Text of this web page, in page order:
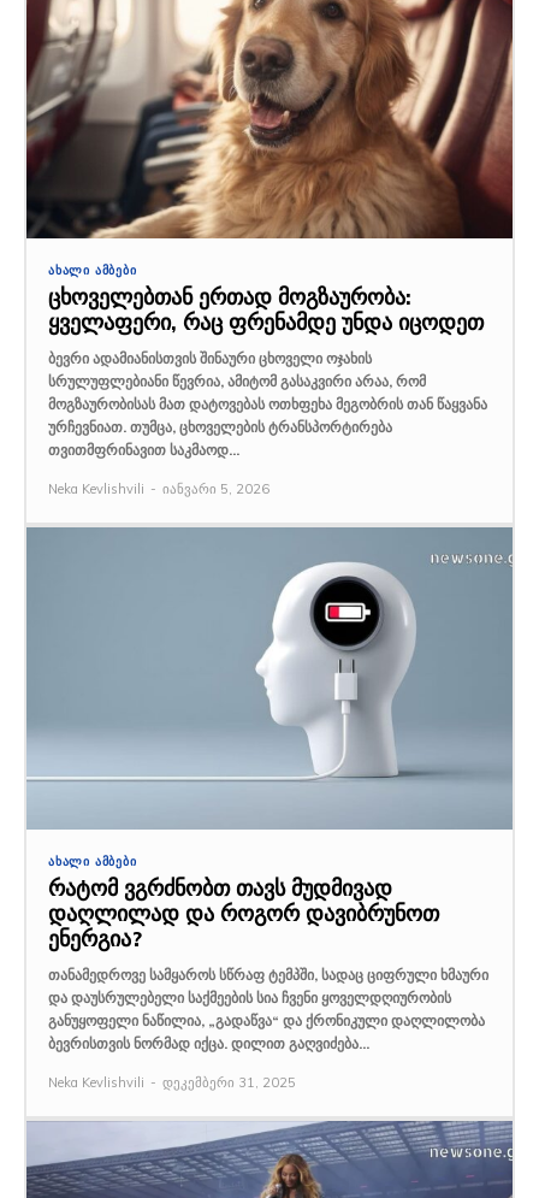
ᲐᲮᲐᲚᲘ ᲐᲛᲑᲔᲑᲘ
ცხოველებთან ერთად მოგზაურობა:
ყველაფერი, რაც ფრენამდე უნდა იცოდეთ
ბევრი ადამიანისთვის შინაური ცხოველი ოჯახის
სრულუფლებიანი წევრია, ამიტომ გასაკვირი არაა, რომ
მოგზაურობისას მათ დატოვებას ოთხფეხა მეგობრის თან წაყვანა
ურჩევნიათ. თუმცა, ცხოველების ტრანსპორტირება
თვითმფრინავით საკმაოდ...
Neka Kevlishvili - იანვარი 5, 2026
ᲐᲮᲐᲚᲘ ᲐᲛᲑᲔᲑᲘ
რატომ ვგრძნობთ თავს მუდმივად
დაღლილად და როგორ დავიბრუნოთ
ენერგია?
თანამედროვე სამყაროს სწრაფ ტემპში, სადაც ციფრული ხმაური
და დაუსრულებელი საქმეების სია ჩვენი ყოველდღიურობის
განუყოფელი ნაწილია, „გადაწვა“ და ქრონიკული დაღლილობა
ბევრისთვის ნორმად იქცა. დილით გაღვიძება...
Neka Kevlishvili - დეკემბერი 31, 2025